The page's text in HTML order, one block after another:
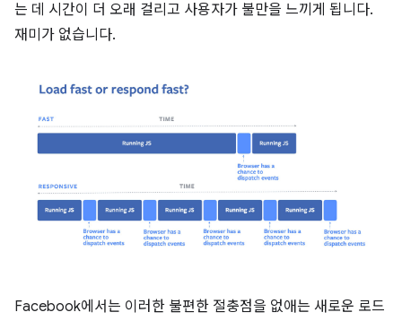
는 데 시간이 더 오래 걸리고 사용자가 불만을 느끼게 됩니다.
재미가 없습니다.
Facebook에서는 이러한 불편한 절충점을 없애는 새로운 로드